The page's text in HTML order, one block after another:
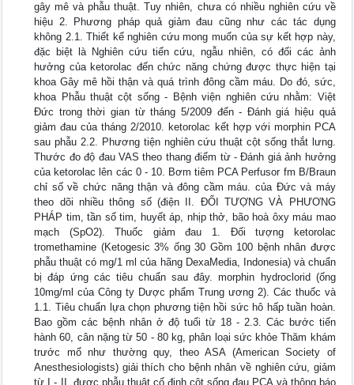
gây mê và phẫu thuật. Tuy nhiên, chưa có nhiều nghiên cứu về
hiệu 2. Phương pháp quả giảm đau cũng như các tác dụng
không 2.1. Thiết kế nghiên cứu mong muốn của sự kết hợp này,
đặc biệt là Nghiên cứu tiến cứu, ngẫu nhiên, có đối các ảnh
hưởng của ketorolac đến chức năng chứng được thực hiện tại
khoa Gây mê hồi thận và quá trình đông cầm máu. Do đó, sức,
khoa Phẫu thuật cột sống - Bệnh viện nghiên cứu nhằm: Việt
Đức trong thời gian từ tháng 5/2009 đến - Đánh giá hiệu quả
giảm đau của tháng 2/2010. ketorolac kết hợp với morphin PCA
sau phẫu 2.2. Phương tiện nghiên cứu thuật cột sống thắt lưng.
Thước đo độ đau VAS theo thang điểm từ - Đánh giá ảnh hưởng
của ketorolac lên các 0 - 10. Bơm tiêm PCA Perfusor fm B/Braun
chỉ số về chức năng thận và đông cầm máu. của Đức và máy
theo dõi nhiều thông số (điện II. ĐỐI TƯỢNG VÀ PHƯƠNG
PHÁP tim, tần số tim, huyết áp, nhịp thở, bão hoà ôxy máu mao
mạch (SpO2). Thuốc giảm đau 1. Đối tượng ketorolac
tromethamine (Ketogesic 3% ống 30 Gồm 100 bệnh nhân được
phẫu thuật có mg/1 ml của hãng DexaMedia, Indonesia) và chuẩn
bị đáp ứng các tiêu chuẩn sau đây. morphin hydroclorid (ống
10mg/ml của Công ty Dược phẩm Trung ương 2). Các thuốc và
1.1. Tiêu chuẩn lựa chọn phương tiện hồi sức hô hấp tuần hoàn.
Bao gồm các bệnh nhân ở độ tuổi từ 18 - 2.3. Các bước tiến
hành 60, cân nặng từ 50 - 80 kg, phân loại sức khỏe Thăm khám
trước mổ như thường quy, theo ASA (American Society of
Anesthesiologists) giải thích cho bệnh nhân về nghiên cứu, giảm
từ I - II, được phẫu thuật cố định cột sống đau PCA và thông báo